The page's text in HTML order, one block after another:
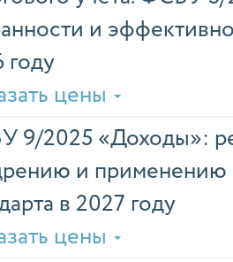
и
году
цены
9/2025 «Доходы»:
и применению
в 2027 году
цены